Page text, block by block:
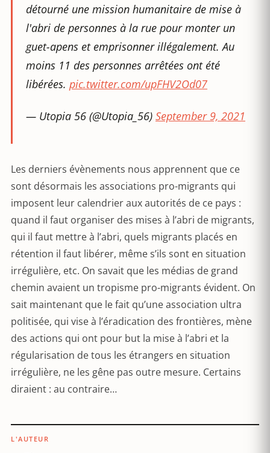
détourné une mission humanitaire de mise à
l'abri de personnes à la rue pour monter un
guet-apens et emprisonner illégalement. Au
moins 11 des personnes arrêtées ont été
libérées. pic.twitter.com/upFHV2Od07
— Utopia 56 (@Utopia_56) September 9, 2021
Les derniers évènements nous apprennent que ce
sont désormais les associations pro-migrants qui
imposent leur calendrier aux autorités de ce pays :
quand il faut organiser des mises à l’abri de migrants,
qui il faut mettre à l’abri, quels migrants placés en
rétention il faut libérer, même s’ils sont en situation
irrégulière, etc. On savait que les médias de grand
chemin avaient un tropisme pro-migrants évident. On
sait maintenant que le fait qu’une association ultra
politisée, qui vise à l’éradication des frontières, mène
des actions qui ont pour but la mise à l’abri et la
régularisation de tous les étrangers en situation
irrégulière, ne les gêne pas outre mesure. Certains
diraient : au contraire…
L'AUTEUR